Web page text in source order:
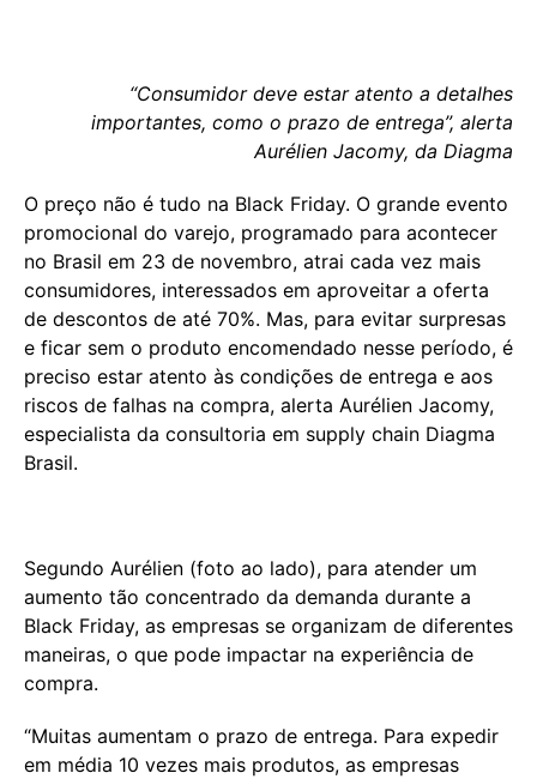
“Consumidor deve estar atento a detalhes
importantes, como o prazo de entrega”, alerta
Aurélien Jacomy, da Diagma
O preço não é tudo na Black Friday. O grande evento
promocional do varejo, programado para acontecer
no Brasil em 23 de novembro, atrai cada vez mais
consumidores, interessados em aproveitar a oferta
de descontos de até 70%. Mas, para evitar surpresas
e ficar sem o produto encomendado nesse período, é
preciso estar atento às condições de entrega e aos
riscos de falhas na compra, alerta Aurélien Jacomy,
especialista da consultoria em supply chain Diagma
Brasil.
Segundo Aurélien (foto ao lado), para atender um
aumento tão concentrado da demanda durante a
Black Friday, as empresas se organizam de diferentes
maneiras, o que pode impactar na experiência de
compra.
“Muitas aumentam o prazo de entrega. Para expedir
em média 10 vezes mais produtos, as empresas